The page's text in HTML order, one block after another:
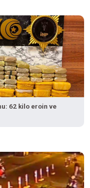
62 kilo eroin ve